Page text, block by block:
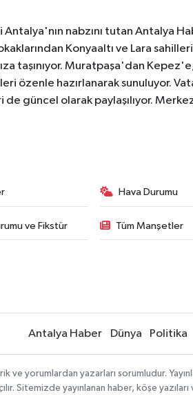
nabzını tutan Antalya
Konyaaltı ve Lara
taşınıyor. Muratpaşa'dan
özenle hazırlanarak sunuluyor.
güncel olarak paylaşılıyor.
Hava Durumu
ve Fikstür Tüm Manşetler
Antalya Haber Dünya Politika
ve yorumlardan yazarları sorumludur.
Sitemizde yayınlanan haber, köşe